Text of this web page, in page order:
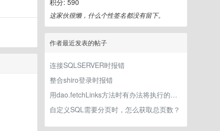
积分: 590
这家伙很懒，什么个性签名都没有留下。
作者最近发表的帖子
连接SQLSERVER时报错
整合shiro登录时报错
用dao.fetchLinks方法时有办法将执行的语句输出在日志中么？
自定义SQL需要分页时，怎么获取总页数？